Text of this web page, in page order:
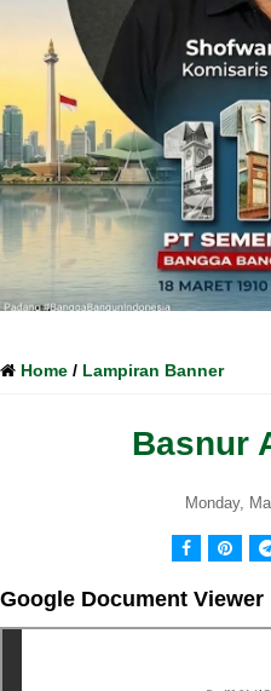
Home / Lampiran Banner
Basnur
Monday,
Google Document Viewer